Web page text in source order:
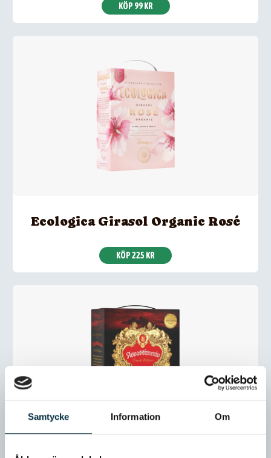
Samtycke Information Om
KÖP 99 KR
Ecologica Girasol Organic Rosé
KÖP 225 KR